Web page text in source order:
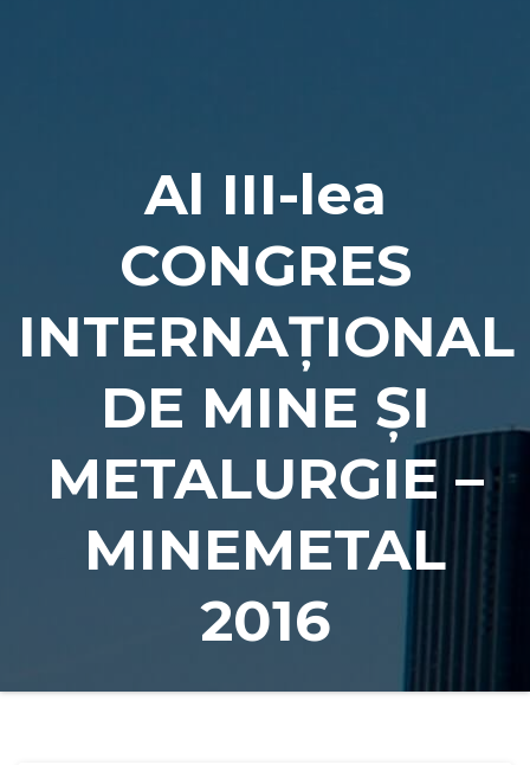
Al III-lea
CONGRES
INTERNAŢIONAL
DE MINE ŞI
METALURGIE –
MINEMETAL
2016